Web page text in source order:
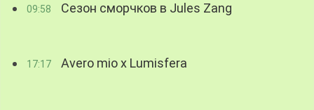
09:58 Сезон сморчков в Jules Zang
17:17 Avero mio x Lumisfera